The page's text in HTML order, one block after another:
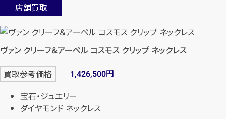
店舗買取
ヴァン クリーフ＆アーペル コスモス クリップ ネックレス
買取参考価格 1,426,500円
宝石・ジュエリー
ダイヤモンド ネックレス